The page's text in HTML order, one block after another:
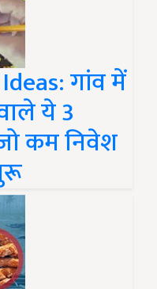
गांव में
ये 3
कम निवेश